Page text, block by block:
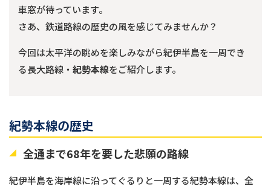
車窓が待っています。
さあ、鉄道路線の歴史の風を感じてみませんか？
今回は太平洋の眺めを楽しみながら紀伊半島を一周でき
る長大路線・ 紀勢本線をご紹介します。
紀勢本線の歴史
全通まで68年を要した悲願の路線
紀伊半島を海岸線に沿ってぐるりと一周する紀勢本線は、全